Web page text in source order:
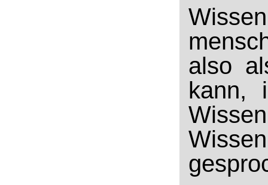
also
kann,